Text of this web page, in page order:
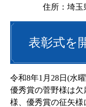
住所：埼玉県
表彰式を
令和8年1月28日(水
優秀賞の菅野様は
様、優秀賞の征矢